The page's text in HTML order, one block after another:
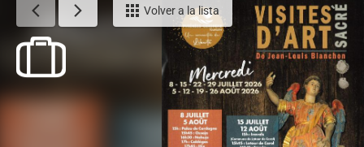
Volver a la lista